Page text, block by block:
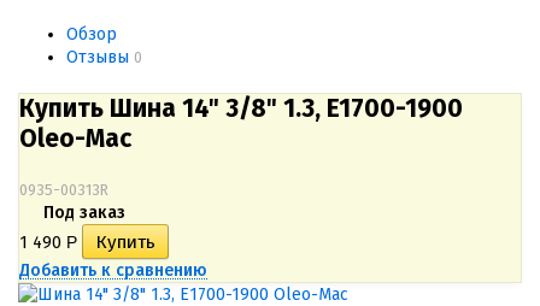
Обзор
Отзывы 0
Купить Шина 14" 3/8" 1.3, E1700-1900
Oleo-Mac
0935-00313R
Под заказ
1 490 Р
Добавить к сравнению